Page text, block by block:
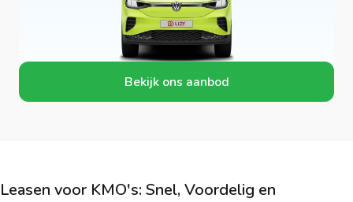
Bekijk ons aanbod
Leasen voor KMO's: Snel, Voordelig en